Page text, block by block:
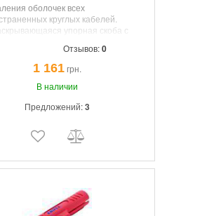
оболочек всех
круглых кабелей.
упорная скоба с
винтом. Вращающееся
для резов по окружности и
резов. Сменное лезвие в
инструмента.
Отзывов:0
1 161грн.
В наличии
Предложений:3